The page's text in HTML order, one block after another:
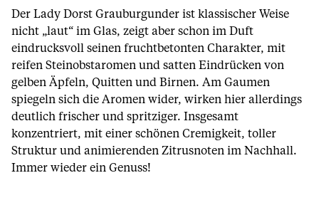
Der Lady Dorst Grauburgunder ist klassischer Weise
nicht „laut“ im Glas, zeigt aber schon im Duft
eindrucksvoll seinen fruchtbetonten Charakter, mit
reifen Steinobstaromen und satten Eindrücken von
gelben Äpfeln, Quitten und Birnen. Am Gaumen
spiegeln sich die Aromen wider, wirken hier allerdings
deutlich frischer und spritziger. Insgesamt
konzentriert, mit einer schönen Cremigkeit, toller
Struktur und animierenden Zitrusnoten im Nachhall.
Immer wieder ein Genuss!